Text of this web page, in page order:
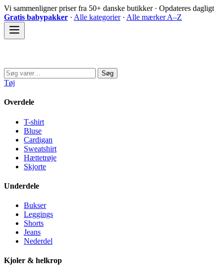
Spring
til
indhold
Vi sammenligner priser fra 50+ danske butikker · Opdateres dagligt
Gratis babypakker · Alle kategorier· Alle mærker A–Z
Søg
efter:
Søg
Tøj
Overdele
T-shirt
Bluse
Cardigan
Sweatshirt
Hættetrøje
Skjorte
Underdele
Bukser
Leggings
Shorts
Jeans
Nederdel
Kjoler & helkrop